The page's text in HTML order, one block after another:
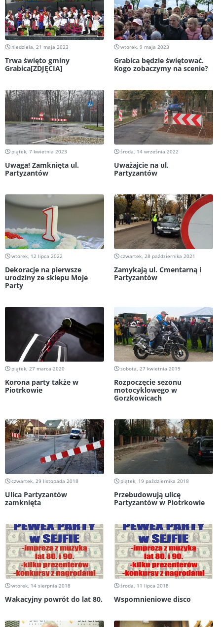
niedziela, 21 maja 2023
Trwa święto gminy
Grabica[ZDJĘCIA]
wtorek, 9 maja 2023
Grabica będzie świętować.
Kogo zobaczymy na scenie?
piątek, 7 kwietnia 2023
Uwaga! Zamknięta ul.
Partyzantów
środa, 14 września 2022
Uważajcie na ul.
Partyzantów
wtorek, 12 lipca 2022
Dekoracje na pierwsze
urodziny ze sklepu Moje
Party
czwartek, 28 października 2021
Zamykają ul. Cmentarną i
Partyzantów
piątek, 27 marca 2020
Korona party także w
Piotrkowie
sobota, 27 kwietnia 2019
Rozpoczęcie sezonu
motocyklowego w
Gorzkowicach
czwartek, 29 listopada 2018
Ulica Partyzantów
zamknięta
piątek, 19 października 2018
Przebudowują ulicę
Partyzantów w Piotrkowie
wtorek, 14 sierpnia 2018
Wakacyjny powrót do lat 80.
środa, 11 lipca 2018
Wspomnieniowe disco